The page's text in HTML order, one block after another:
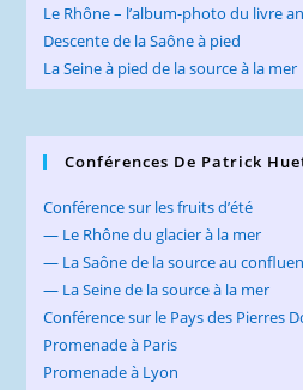
Le Rhône – l’album-photo du livre
Descente de la Saône à pied
La Seine à pied de la source à la mer
Conférences De Patrick
Conférence sur les fruits d’été
— Le Rhône du glacier à la mer
— La Saône de la source au
— La Seine de la source à la mer
Conférence sur le Pays des Pierres
Promenade à Paris
Promenade à Lyon